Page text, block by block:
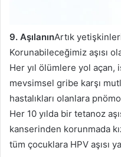
9. AşılanınArtık
Korunabileceğimiz aşısı
Her yıl ölümlere yol
mevsimsel gribe karşı
hastalıkları olanlara
Her 10 yılda bir tetanoz
kanserinden korunmada
tüm çocuklara HPV aşısı